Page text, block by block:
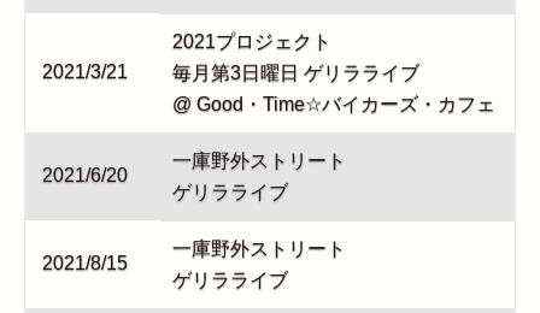
2021/3/21
2021プロジェクト
毎月第3日曜日 ゲリラライブ
@ Good・Time☆バイカーズ・カフェ
2021/6/20
一庫野外ストリート
ゲリラライブ
2021/8/15
一庫野外ストリート
ゲリラライブ